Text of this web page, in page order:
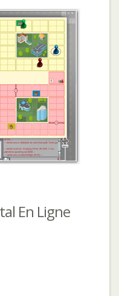
En Ligne